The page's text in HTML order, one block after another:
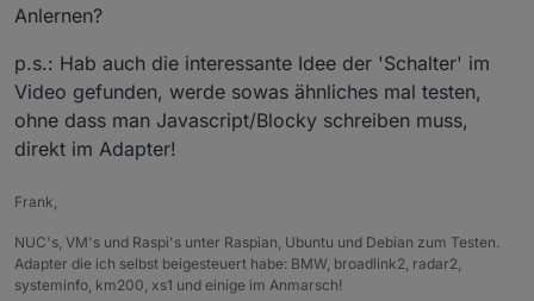
Anlernen?
p.s.: Hab auch die interessante Idee der 'Schalter' im
Video gefunden, werde sowas ähnliches mal testen,
ohne dass man Javascript/Blocky schreiben muss,
direkt im Adapter!
Frank,
NUC's, VM's und Raspi's unter Raspian, Ubuntu und Debian zum Testen.
Adapter die ich selbst beigesteuert habe: BMW, broadlink2, radar2,
systeminfo, km200, xs1 und einige im Anmarsch!